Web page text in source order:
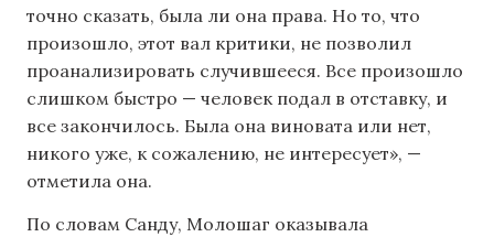
точно сказать, была ли она права. Но то, что
произошло, этот вал критики, не позволил
проанализировать случившееся. Все произошло
слишком быстро — человек подал в отставку, и
все закончилось. Была она виновата или нет,
никого уже, к сожалению, не интересует», —
отметила она.
По словам Санду, Молошаг оказывала